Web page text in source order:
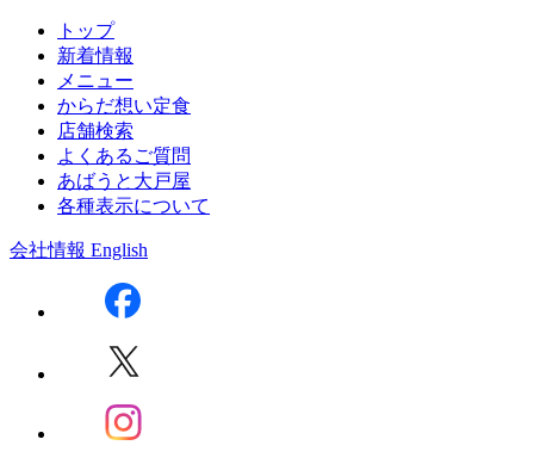
トップ
新着情報
メニュー
からだ想い定食
店舗検索
よくあるご質問
あばうと大戸屋
各種表示について
会社情報 English